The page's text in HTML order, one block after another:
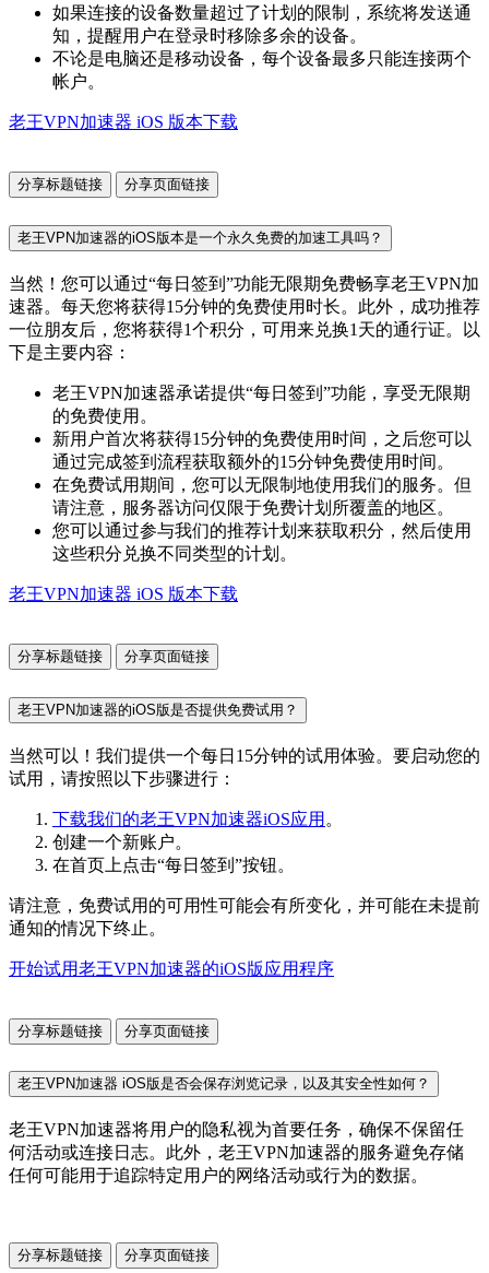
如果连接的设备数量超过了计划的限制，系统将发送通
知，提醒用户在登录时移除多余的设备。
不论是电脑还是移动设备，每个设备最多只能连接两个
帐户。
老王VPN加速器 iOS 版本下载
分享标题链接 分享页面链接
老王VPN加速器的iOS版本是一个永久免费的加速工具吗？
当然！您可以通过“每日签到”功能无限期免费畅享老王VPN加
速器。每天您将获得15分钟的免费使用时长。此外，成功推荐
一位朋友后，您将获得1个积分，可用来兑换1天的通行证。以
下是主要内容：
老王VPN加速器承诺提供“每日签到”功能，享受无限期
的免费使用。
新用户首次将获得15分钟的免费使用时间，之后您可以
通过完成签到流程获取额外的15分钟免费使用时间。
在免费试用期间，您可以无限制地使用我们的服务。但
请注意，服务器访问仅限于免费计划所覆盖的地区。
您可以通过参与我们的推荐计划来获取积分，然后使用
这些积分兑换不同类型的计划。
老王VPN加速器 iOS 版本下载
分享标题链接 分享页面链接
老王VPN加速器的iOS版是否提供免费试用？
当然可以！我们提供一个每日15分钟的试用体验。要启动您的
试用，请按照以下步骤进行：
下载我们的老王VPN加速器iOS应用 。
创建一个新账户。
在首页上点击“每日签到”按钮。
请注意，免费试用的可用性可能会有所变化，并可能在未提前
通知的情况下终止。
开始试用老王VPN加速器的iOS版应用程序
分享标题链接 分享页面链接
老王VPN加速器 iOS版是否会保存浏览记录，以及其安全性如何？
老王VPN加速器将用户的隐私视为首要任务，确保不保留任
何活动或连接日志。此外，老王VPN加速器的服务避免存储
任何可能用于追踪特定用户的网络活动或行为的数据。
分享标题链接 分享页面链接